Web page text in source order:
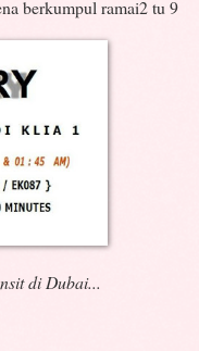
berkumpul ramai2 tu 9
di Dubai...